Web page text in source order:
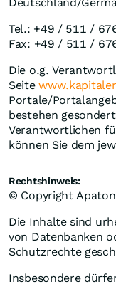
Tel.: +49 / 511 /
Fax: +49 / 511 /
Die o.g.
Seite
Portale/
bestehen
Verantwortlichen
können Sie dem
Rechtshinweis:
© Copyright
Die Inhalte sind
von Datenbanken
Schutzrechte
Insbesondere